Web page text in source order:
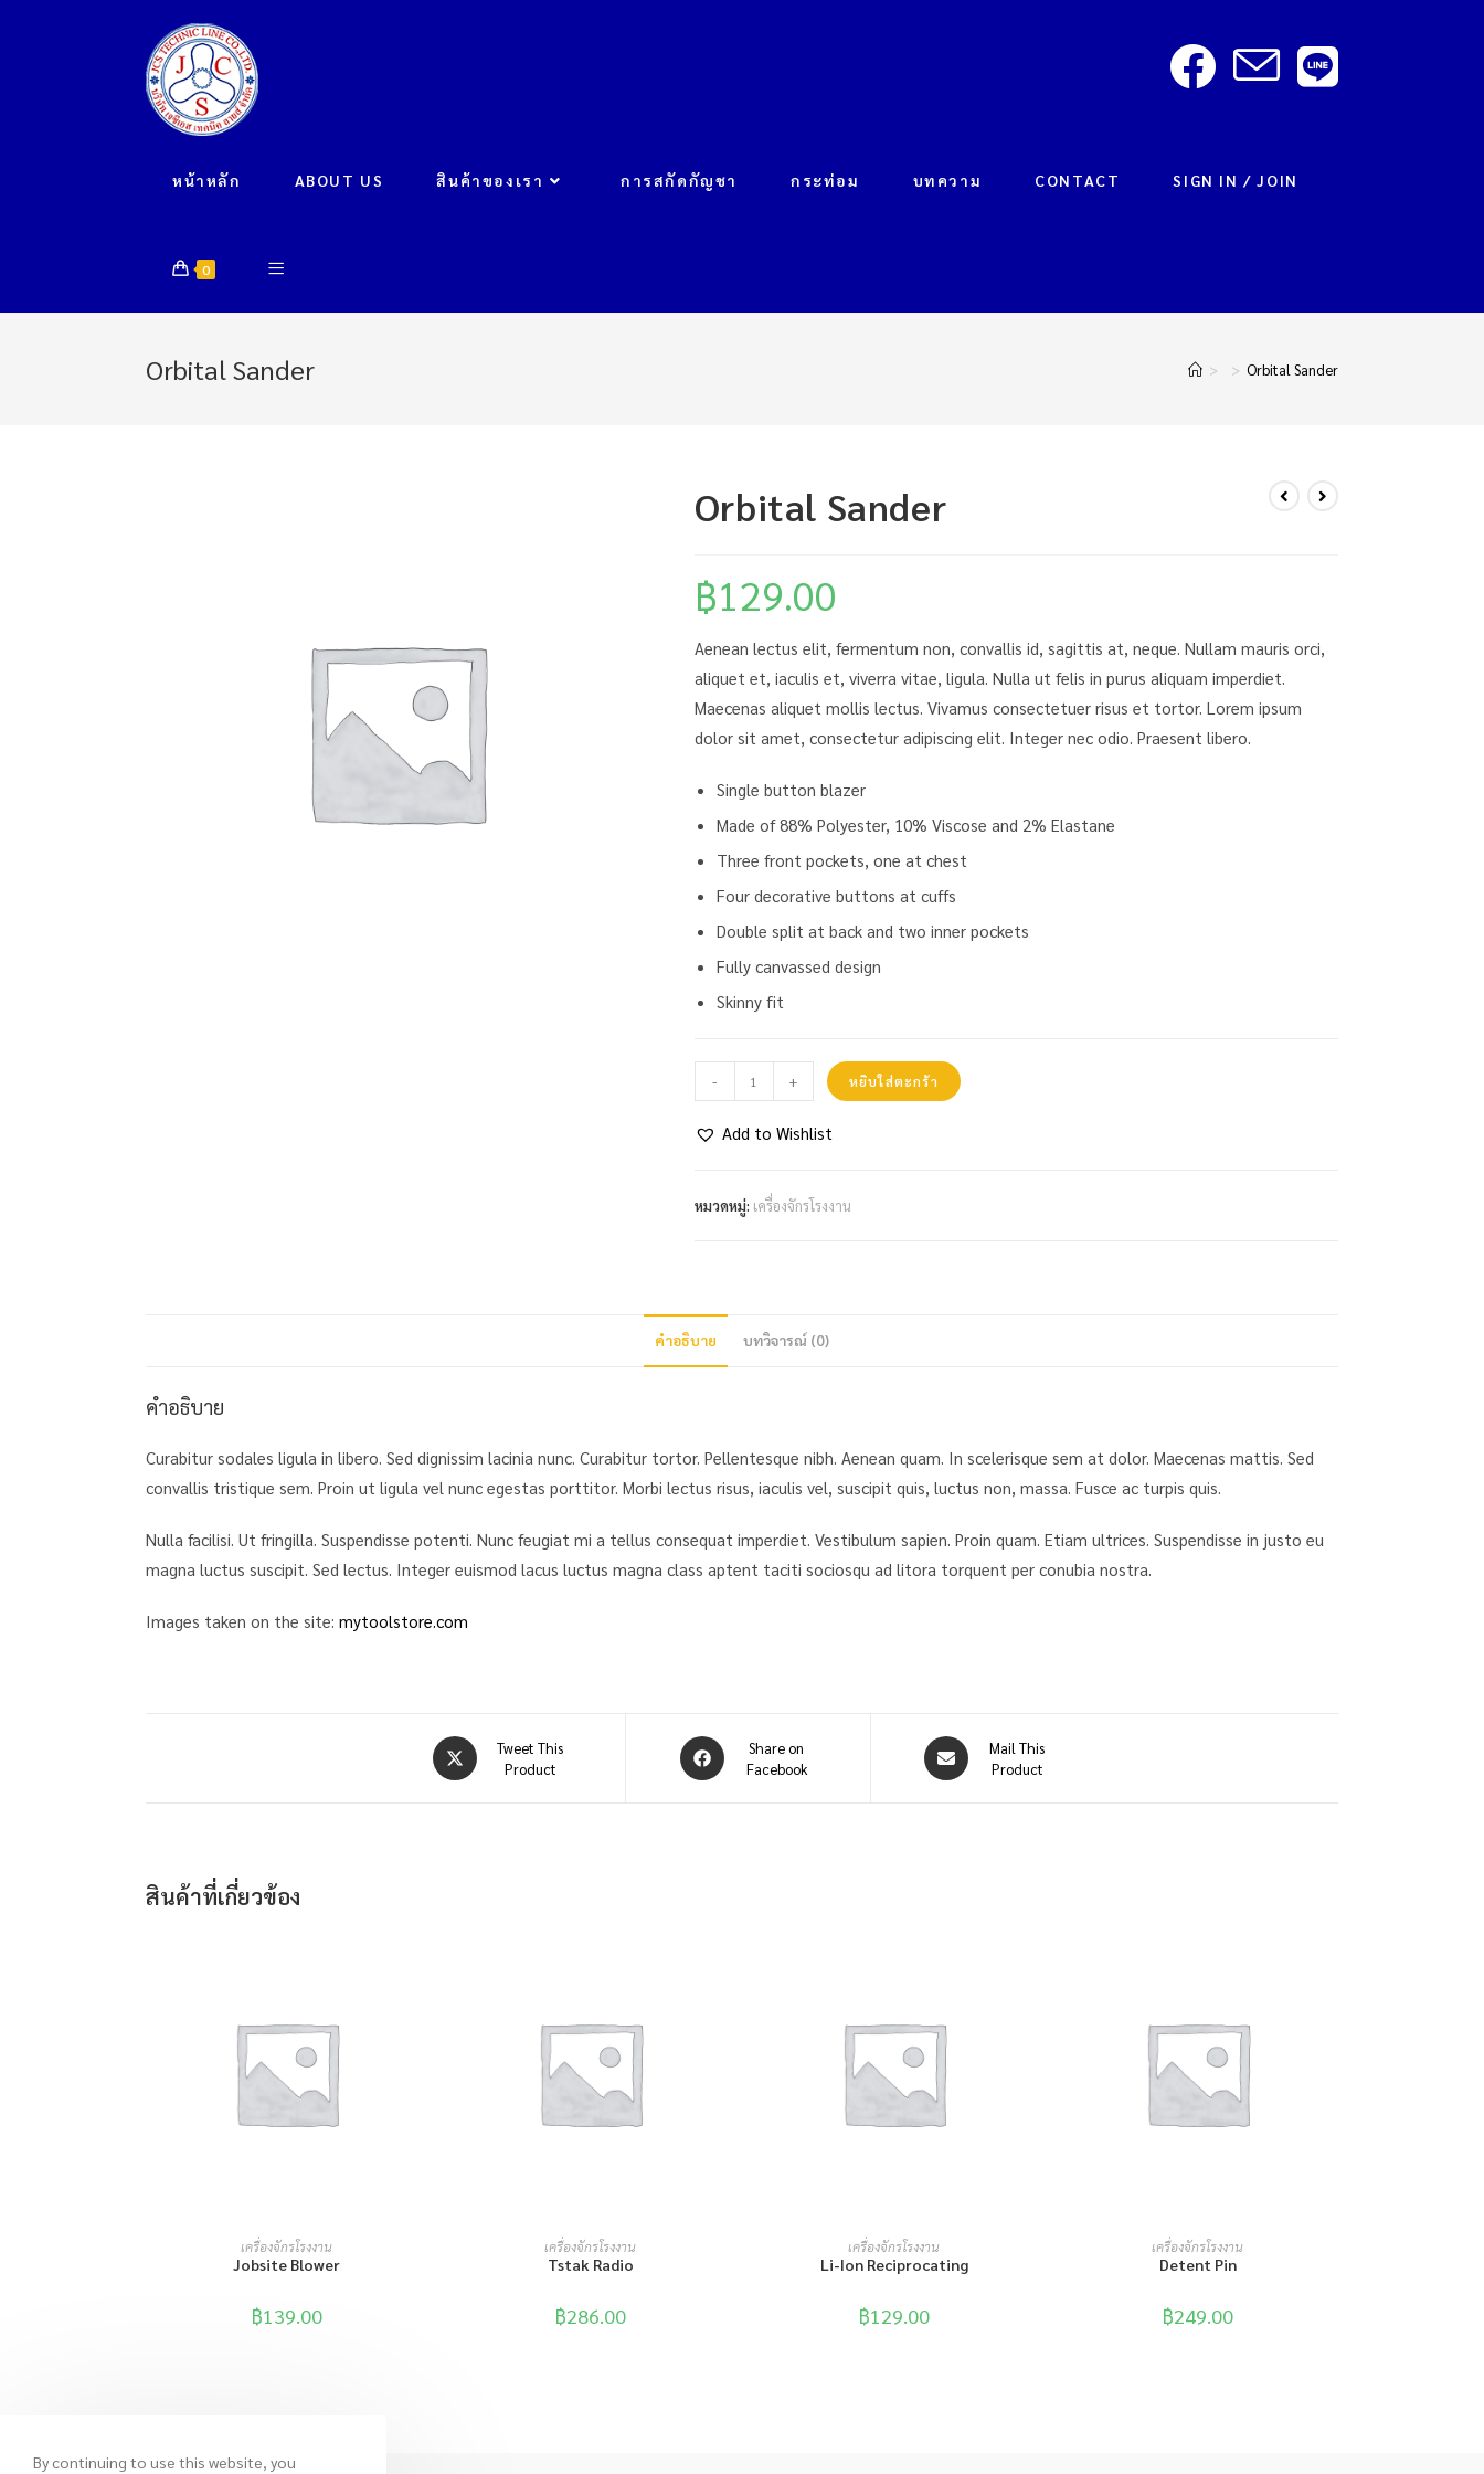
หน้าหลัก ABOUT US สินค้าของเรา การสกัดกัญชา กระท่อม บทความ CONTACT SIGN IN / JOIN
0
Orbital Sander > > Orbital Sander
Orbital Sander
฿129.00
Aenean lectus elit, fermentum non, convallis id, sagittis at, neque. Nullam mauris orci,
aliquet et, iaculis et, viverra vitae, ligula. Nulla ut felis in purus aliquam imperdiet.
Maecenas aliquet mollis lectus. Vivamus consectetuer risus et tortor. Lorem ipsum
dolor sit amet, consectetur adipiscing elit. Integer nec odio. Praesent libero.
Single button blazer
Made of 88% Polyester, 10% Viscose and 2% Elastane
Three front pockets, one at chest
Four decorative buttons at cuffs
Double split at back and two inner pockets
Fully canvassed design
Skinny fit
- + หยิบใส่ตะกร้า
Add to Wishlist
หมวดหมู่: เครื่องจักรโรงงาน
คำอธิบาย บทวิจารณ์ (0)
คำอธิบาย
Curabitur sodales ligula in libero. Sed dignissim lacinia nunc. Curabitur tortor. Pellentesque nibh. Aenean quam. In scelerisque sem at dolor. Maecenas mattis. Sed
convallis tristique sem. Proin ut ligula vel nunc egestas porttitor. Morbi lectus risus, iaculis vel, suscipit quis, luctus non, massa. Fusce ac turpis quis.
Nulla facilisi. Ut fringilla. Suspendisse potenti. Nunc feugiat mi a tellus consequat imperdiet. Vestibulum sapien. Proin quam. Etiam ultrices. Suspendisse in justo eu
magna luctus suscipit. Sed lectus. Integer euismod lacus luctus magna class aptent taciti sociosqu ad litora torquent per conubia nostra.
Images taken on the site: mytoolstore.com
Tweet This
Product
Share on
Facebook
Mail This
Product
สินค้าที่เกี่ยวข้อง
หยิบใส่ตะกร้า
เครื่องจักรโรงงาน
Jobsite Blower
฿139.00
หยิบใส่ตะกร้า
เครื่องจักรโรงงาน
Tstak Radio
฿286.00
หยิบใส่ตะกร้า
เครื่องจักรโรงงาน
Li-Ion Reciprocating
฿129.00
หยิบใส่ตะกร้า
เครื่องจักรโรงงาน
Detent Pin
฿249.00
By continuing to use this website, you